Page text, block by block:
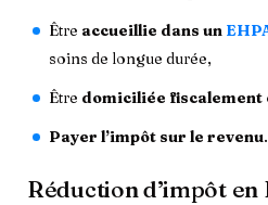
Être accueillie dans un
soins de longue durée,
Être domiciliée fiscalement
Payer l’impôt sur le revenu.
Réduction d’impôt en